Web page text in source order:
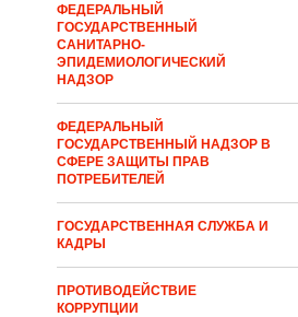
ФЕДЕРАЛЬНЫЙ
ГОСУДАРСТВЕННЫЙ
САНИТАРНО-
ЭПИДЕМИОЛОГИЧЕСКИЙ
НАДЗОР
ФЕДЕРАЛЬНЫЙ
ГОСУДАРСТВЕННЫЙ НАДЗОР В
СФЕРЕ ЗАЩИТЫ ПРАВ
ПОТРЕБИТЕЛЕЙ
ГОСУДАРСТВЕННАЯ СЛУЖБА И
КАДРЫ
ПРОТИВОДЕЙСТВИЕ
КОРРУПЦИИ